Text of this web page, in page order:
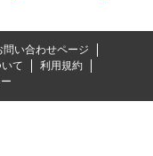
c
問い合わせページ
て
利用規約